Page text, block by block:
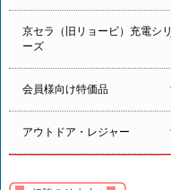
京セラ（旧リョービ）充電シリ
ーズ
会員様向け特価品
アウトドア・レジャー